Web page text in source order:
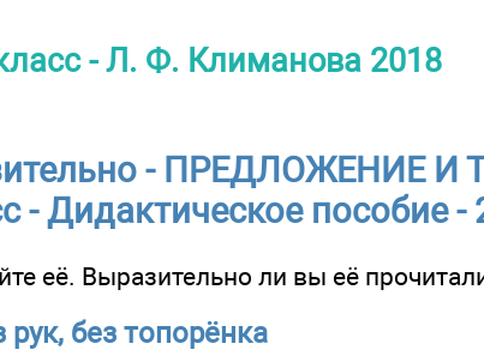
- Л. Ф. Климанова 2018
- ПРЕДЛОЖЕНИЕ И
Дидактическое пособие -
её. Выразительно ли вы её
рук, без топорёнка